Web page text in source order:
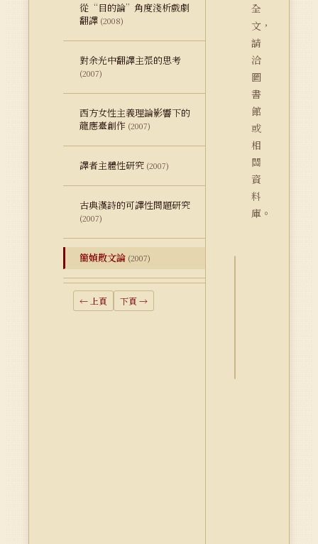
從“目的論”角度淺析戲劇
翻譯 (2008)
對余光中翻譯主張的思考
(2007)
西方女性主義理論影響下的
龍應臺創作 (2007)
譯者主體性研究 (2007)
古典漢詩的可譯性問題研究
(2007)
簡媜散文論 (2007)
← 上頁 下頁 →
全
文，
請
洽
圖
書
館
或
相
關
資
料
庫。